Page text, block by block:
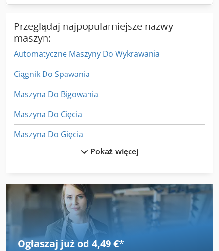
Przeglądaj najpopularniejsze nazwy
maszyn:
Automatyczne Maszyny Do Wykrawania
Ciągnik Do Spawania
Maszyna Do Bigowania
Maszyna Do Cięcia
Maszyna Do Gięcia
Maszyna Do Gięcia Obrotowe
Maszyna Do Rozdrabniania
Maszyna Do Worków
Maszyny Do Czyszczenia
Pokaż więcej
Ogłaszaj już od 4,49 €*